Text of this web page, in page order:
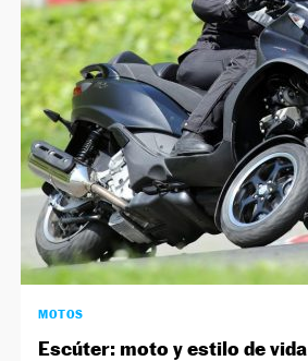
MOTOS
Escúter: moto y estilo de vida